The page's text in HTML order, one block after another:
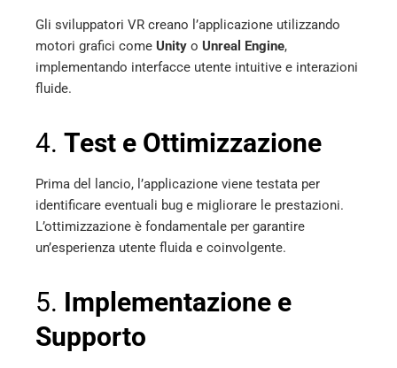
Gli sviluppatori VR creano l’applicazione utilizzando
motori grafici come Unity o Unreal Engine,
implementando interfacce utente intuitive e interazioni
fluide.
4. Test e Ottimizzazione
Prima del lancio, l’applicazione viene testata per
identificare eventuali bug e migliorare le prestazioni.
L’ottimizzazione è fondamentale per garantire
un’esperienza utente fluida e coinvolgente.
5. Implementazione e
Supporto